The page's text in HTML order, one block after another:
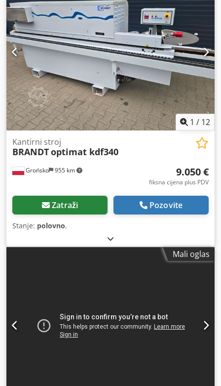
1 / 12
Grońsko 955 km
Kantirni stroj
BRANDToptimat kdf340
9.050 €
fiksna cijena plus PDV
Zatraži Pozovite
Stanje: polovno,
Mali oglas